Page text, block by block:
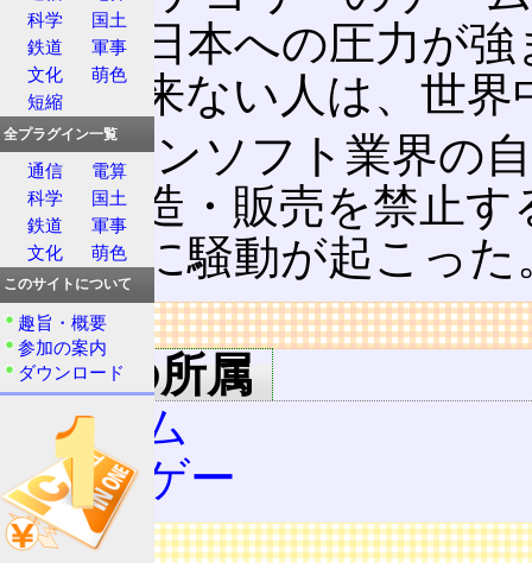
なり、日本への圧力が
区別出来ない人は、世
パソコンソフト業界の
ーの製造・販売を禁止
ム業界に騒動が起こった
リンク
用語の所属
ゲーム
エロゲー
広告
科学
国土
鉄道
軍事
文化
萌色
短縮
全プラグイン一覧
通信
電算
科学
国土
鉄道
軍事
文化
萌色
このサイトについて
趣旨・概要
参加の案内
ダウンロード